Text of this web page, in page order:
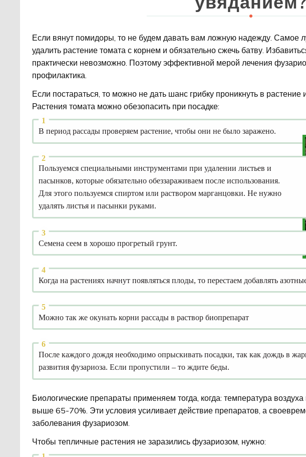
Если вянут помидоры, то не будем давать вам ложную надежду. Самое
удалить растение томата с корнем и обязательно сжечь батву.
практически невозможно. Поэтому эффективной мерой лечения
профилактика.
Если постараться, то можно не дать шанс грибку проникнуть в растение
Растения томата можно обезопасить при посадке:
В период рассады проверяем растение, чтобы они не было заражено.
Пользуемся специальными инструментами при удалении листьев и
пасынков, которые обязательно обеззараживаем после использования.
Для этого пользуемся спиртом или раствором марганцовки. Не нужно
удалять листья и пасынки руками.
Семена сеем в хорошо прогретый грунт.
Когда на растениях начнут появляться плоды, то перестаем добавлять
Можно так же окунать корни рассады в раствор биопрепарат
После каждого дождя необходимо опрыскивать посадки, так как дождь в
развития фузариоза. Если пропустили – то ждите беды.
Биологические препараты применяем тогда, когда: температура
выше 65-70%. Эти условия усиливает действие препаратов, а
заболевания фузариозом.
Чтобы тепличные растения не заразились фузариозом, нужно: